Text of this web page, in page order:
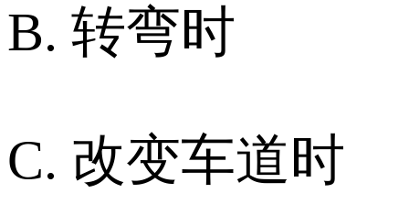
B. 转弯时
C. 改变车道时